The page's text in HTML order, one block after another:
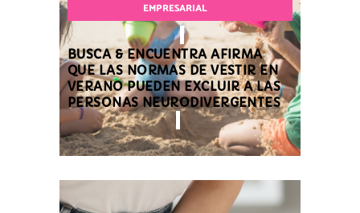
EMPRESARIAL
BUSCA & ENCUENTRA AFIRMA
QUE LAS NORMAS DE VESTIR EN
VERANO PUEDEN EXCLUIR A LAS
PERSONAS NEURODIVERGENTES